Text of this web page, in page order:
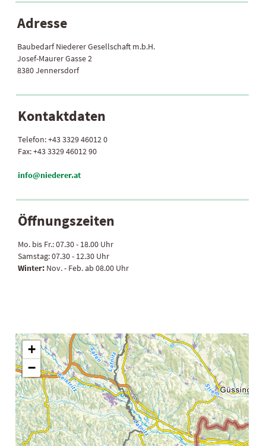
Adresse
Baubedarf Niederer Gesellschaft m.b.H.
Josef-Maurer Gasse 2
8380 Jennersdorf
Kontaktdaten
Telefon:+43 3329 46012 0
Fax:+43 3329 46012 90
info@niederer.at
Öffnungszeiten
Mo. bis Fr.:07.30 - 18.00 Uhr
Samstag:07.30 - 12.30 Uhr
Winter: Nov. - Feb. ab 08.00 Uhr
+
−